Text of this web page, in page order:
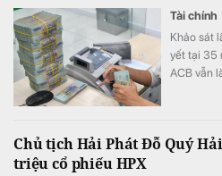
Tài chính
Khảo sát
yết tại 35
ACB vẫn
Chủ tịch Hải Phát Đỗ Quý
triệu cổ phiếu HPX